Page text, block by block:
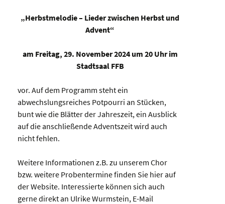
„Herbstmelodie – Lieder zwischen Herbst und
Advent“
am Freitag, 29. November 2024 um 20 Uhr im
Stadtsaal FFB
vor. Auf dem Programm steht ein
abwechslungsreiches Potpourri an Stücken,
bunt wie die Blätter der Jahreszeit, ein Ausblick
auf die anschließende Adventszeit wird auch
nicht fehlen.
Weitere Informationen z.B. zu unserem Chor
bzw. weitere Probentermine finden Sie hier auf
der Website. Interessierte können sich auch
gerne direkt an Ulrike Wurmstein, E-Mail